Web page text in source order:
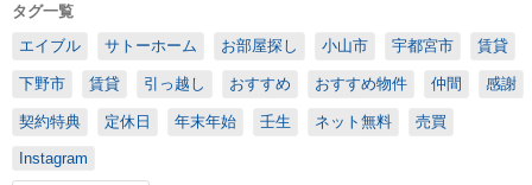
タグ一覧
エイブル
サトーホーム お部屋探し 小山市 宇都宮市 賃貸
下野市 賃貸 引っ越し おすすめ おすすめ物件 仲間 感謝
契約特典 定休日 年末年始 壬生 ネット無料 売買
Instagram